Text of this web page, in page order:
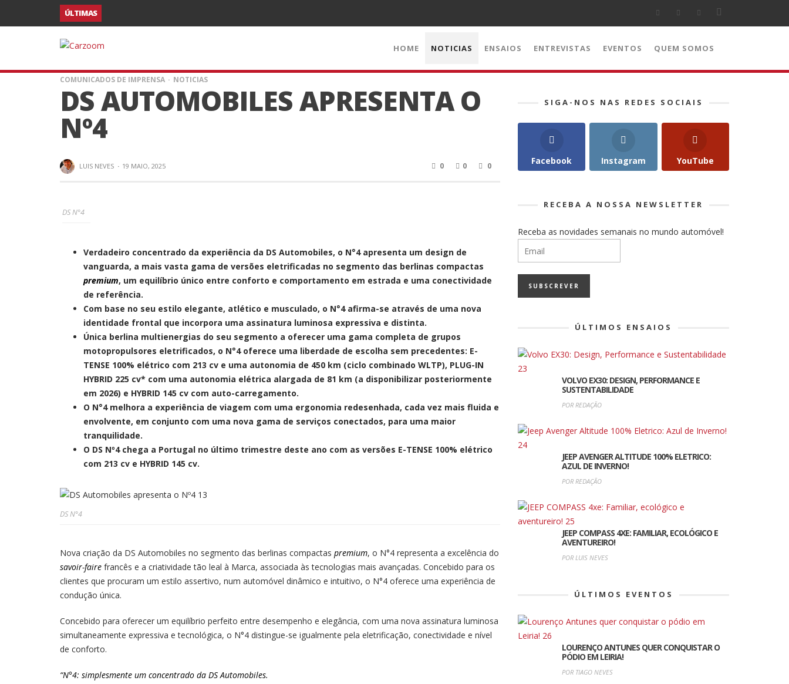
ÚLTIMAS
HOME NOTICIAS ENSAIOS ENTREVISTAS EVENTOS QUEM SOMOS
COMUNICADOS DE IMPRENSA NOTICIAS
DS AUTOMOBILES APRESENTA O
Nº4
LUIS NEVES · 19 MAIO, 2025 0 0 0
DS N°4
Verdadeiro concentrado da experiência da DS Automobiles, o N°4 apresenta um design de
vanguarda, a mais vasta gama de versões eletrificadas no segmento das berlinas compactas
premium, um equilíbrio único entre conforto e comportamento em estrada e uma conectividade
de referência.
Com base no seu estilo elegante, atlético e musculado, o N°4 afirma-se através de uma nova
identidade frontal que incorpora uma assinatura luminosa expressiva e distinta.
Única berlina multienergias do seu segmento a oferecer uma gama completa de grupos
motopropulsores eletrificados, o N°4 oferece uma liberdade de escolha sem precedentes: E-
TENSE 100% elétrico com 213 cv e uma autonomia de 450 km (ciclo combinado WLTP), PLUG-IN
HYBRID 225 cv* com uma autonomia elétrica alargada de 81 km (a disponibilizar posteriormente
em 2026) e HYBRID 145 cv com auto-carregamento.
O N°4 melhora a experiência de viagem com uma ergonomia redesenhada, cada vez mais fluida e
envolvente, em conjunto com uma nova gama de serviços conectados, para uma maior
tranquilidade.
O DS Nº4 chega a Portugal no último trimestre deste ano com as versões E-TENSE 100% elétrico
com 213 cv e HYBRID 145 cv.
DS N°4
Nova criação da DS Automobiles no segmento das berlinas compactas premium, o N°4 representa a excelência do
savoir-faire francês e a criatividade tão leal à Marca, associada às tecnologias mais avançadas. Concebido para os
clientes que procuram um estilo assertivo, num automóvel dinâmico e intuitivo, o N°4 oferece uma experiência de
condução única.
Concebido para oferecer um equilíbrio perfeito entre desempenho e elegância, com uma nova assinatura luminosa
simultaneamente expressiva e tecnológica, o N°4 distingue-se igualmente pela eletrificação, conectividade e nível
de conforto.
“N°4: simplesmente um concentrado da DS Automobiles.
SIGA-NOS NAS REDES SOCIAIS
Facebook Instagram YouTube
RECEBA A NOSSA NEWSLETTER
Receba as novidades semanais no mundo automóvel!
ÚLTIMOS ENSAIOS
VOLVO EX30: DESIGN, PERFORMANCE E
SUSTENTABILIDADE
POR REDAÇÃO
JEEP AVENGER ALTITUDE 100% ELETRICO:
AZUL DE INVERNO!
POR REDAÇÃO
JEEP COMPASS 4XE: FAMILIAR, ECOLÓGICO E
AVENTUREIRO!
POR LUIS NEVES
ÚLTIMOS EVENTOS
LOURENÇO ANTUNES QUER CONQUISTAR O
PÓDIO EM LEIRIA!
POR TIAGO NEVES